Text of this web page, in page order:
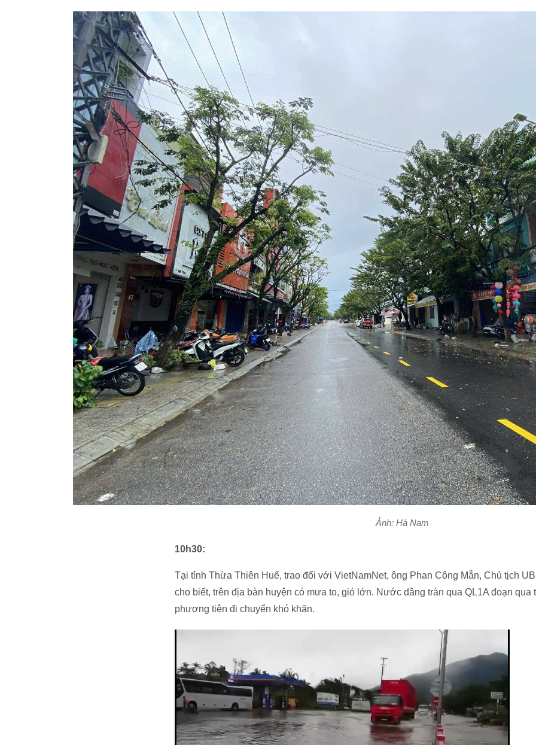
Ảnh: Hà Nam
10h30:
Tại tỉnh Thừa Thiên Huế, trao đổi với VietNamNet, ông Phan Công Mẫn, Chủ tịch
cho biết, trên địa bàn huyện có mưa to, gió lớn. Nước dâng tràn qua QL1A đoạn qua
phương tiện đi chuyển khó khăn.